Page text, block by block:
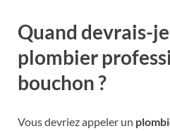
Quand devrais-
plombier
bouchon ?
Vous devriez appeler un